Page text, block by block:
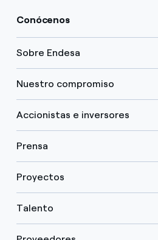
Conócenos
Sobre Endesa
Nuestro compromiso
Accionistas e inversores
Prensa
Proyectos
Talento